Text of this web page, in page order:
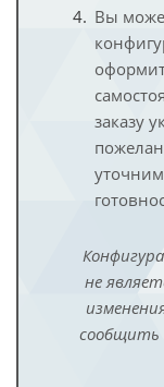
Вы
заказу
не
сообщить